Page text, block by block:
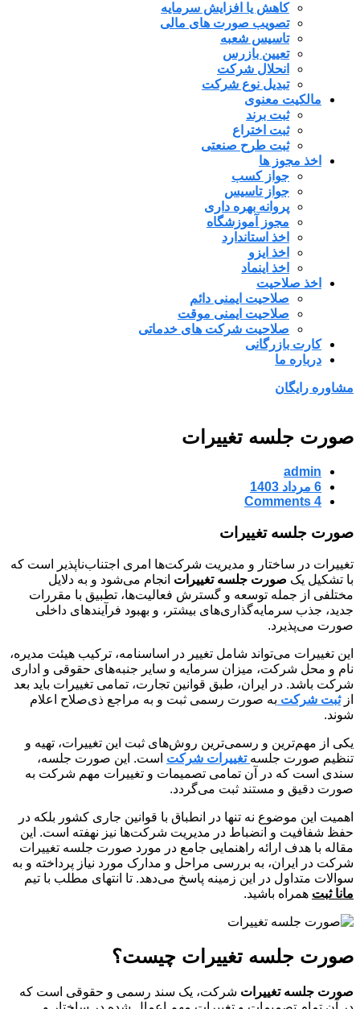
کاهش یا افزایش سرمایه
تصویب صورت های مالی
تاسیس شعبه
تعیین بازرس
انحلال شرکت
تبدیل نوع شرکت
مالکیت معنوی
ثبت برند
ثبت اختراع
ثبت طرح صنعتی
اخذ مجوز ها
جواز کسب
جواز تاسیس
پروانه بهره داری
مجوز آموزشگاه
اخذ استاندارد
اخذ ایزو
اخذ اینماد
اخذ صلاحیت
صلاحیت ایمنی دائم
صلاحیت ایمنی موقت
صلاحیت شرکت های خدماتی
کارت بازرگانی
درباره ما
مشاوره رایگان
صورت جلسه تغییرات
admin
6 مرداد 1403
4 Comments
صورت جلسه تغییرات
تغییرات در ساختار و مدیریت شرکت‌ها امری اجتناب‌ناپذیر است که
با تشکیل یک صورت جلسه تغییرات انجام می‌شود و به دلایل
مختلفی از جمله توسعه و گسترش فعالیت‌ها، تطبیق با مقررات
جدید، جذب سرمایه‌گذاری‌های بیشتر، و بهبود فرآیندهای داخلی
صورت می‌پذیرد.
این تغییرات می‌تواند شامل تغییر در اساسنامه، ترکیب هیئت مدیره،
نام و محل شرکت، میزان سرمایه و سایر جنبه‌های حقوقی و اداری
شرکت باشد. در ایران، طبق قوانین تجارت، تمامی تغییرات باید بعد
ازثبت شرکت به صورت رسمی ثبت و به مراجع ذی‌صلاح اعلام
شوند.
یکی از مهم‌ترین و رسمی‌ترین روش‌های ثبت این تغییرات، تهیه و
تنظیم صورت جلسه تغییرات شرکت است. این صورت جلسه،
سندی است که در آن تمامی تصمیمات و تغییرات مهم شرکت به
صورت دقیق و مستند ثبت می‌گردد.
اهمیت این موضوع نه تنها در انطباق با قوانین جاری کشور بلکه در
حفظ شفافیت و انضباط در مدیریت شرکت‌ها نیز نهفته است. این
مقاله با هدف ارائه راهنمایی جامع در مورد صورت جلسه تغییرات
شرکت در ایران، به بررسی مراحل و مدارک مورد نیاز پرداخته و به
سوالات متداول در این زمینه پاسخ می‌دهد. تا انتهای مطلب با تیم
مانا ثبت همراه باشید.
صورت جلسه تغییرات چیست؟
صورت جلسه تغییرات شرکت، یک سند رسمی و حقوقی است که